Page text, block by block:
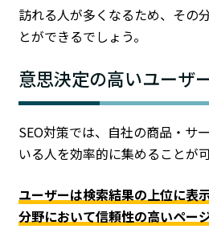
訪れる人が多くなるため、その
とができるでしょう。
意思決定の高いユーザ
SEO対策では、自社の商品・サ
いる人を効率的に集めることが可
ユーザーは検索結果の上位に表
分野において信頼性の高いペー